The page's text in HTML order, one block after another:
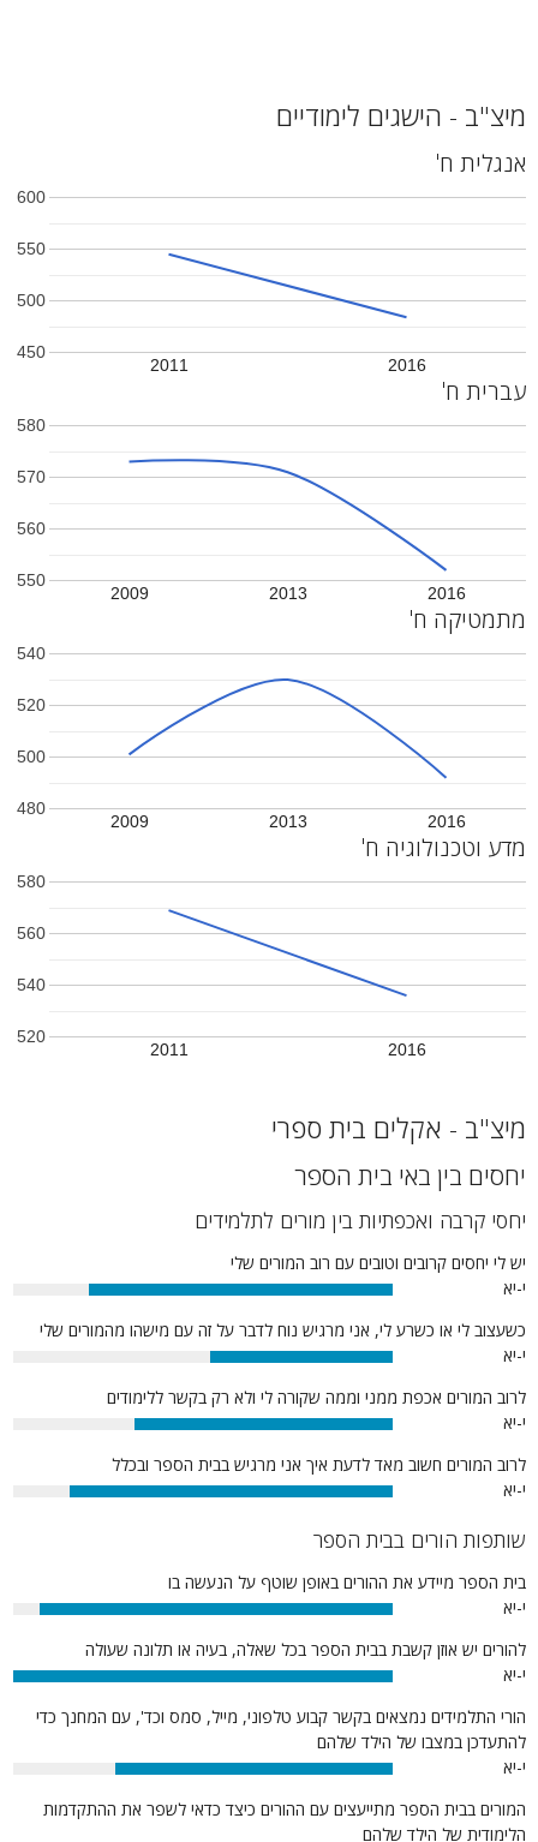
מיצ"ב - הישגים לימודיים
אנגלית ח'
2011 2016
450
500
550
600
עברית ח'
2009 2013 2016
550
560
570
580
מתמטיקה ח'
2009 2013 2016
480
500
520
540
מדע וטכנולוגיה ח'
2011 2016
520
540
560
580
מיצ"ב - אקלים בית ספרי
יחסים בין באי בית הספר
יחסי קרבה ואכפתיות בין מורים לתלמידים
יש לי יחסים קרובים וטובים עם רוב המורים שלי
י-יא
80%
כשעצוב לי או כשרע לי, אני מרגיש נוח לדבר על זה עם מישהו מהמורים שלי
י-יא
48%
לרוב המורים אכפת ממני וממה שקורה לי ולא רק בקשר ללימודים
י-יא
68%
לרוב המורים חשוב מאד לדעת איך אני מרגיש בבית הספר ובכלל
י-יא
85%
שותפות הורים בבית הספר
בית הספר מיידע את ההורים באופן שוטף על הנעשה בו
י-יא
93%
להורים יש אוזן קשבת בבית הספר בכל שאלה, בעיה או תלונה שעולה
י-יא
100%
הורי התלמידים נמצאים בקשר קבוע טלפוני, מייל, סמס וכד', עם המחנך כדי
להתעדכן במצבו של הילד שלהם
י-יא
73%
המורים בבית הספר מתייעצים עם ההורים כיצד כדאי לשפר את ההתקדמות
הלימודית של הילד שלהם